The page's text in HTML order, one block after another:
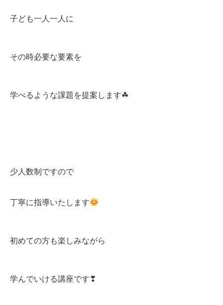
子ども一人一人に
その時必要な要素を
学べるような課題を提案します☘
少人数制ですので
丁寧に指導いたします
初めての方も楽しみながら
学んでいける講座です❣